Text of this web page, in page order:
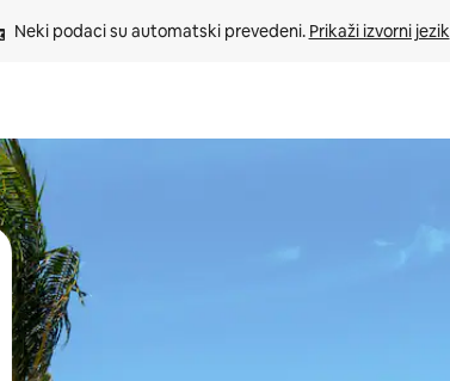
Neki podaci su automatski prevedeni. Prikaži izvorni jezik